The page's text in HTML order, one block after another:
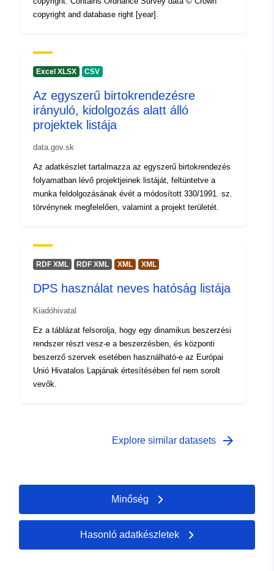
k:
copyright and database right [year].
Excel XLSX CSV
Az egyszerű birtokrendezésre
irányuló, kidolgozás alatt álló
projektek listája
data.gov.sk
Az adatkészlet tartalmazza az egyszerű birtokrendezés
folyamatban lévő projektjeinek listáját, feltüntetve a
munka feldolgozásának évét a módosított 330/1991. sz.
törvénynek megfelelően, valamint a projekt területét.
RDF XML RDF XML XML XML
DPS használat neves hatóság listája
Kiadóhivatal
Ez a táblázat felsorolja, hogy egy dinamikus beszerzési
rendszer részt vesz-e a beszerzésben, és központi
beszerző szervek esetében használható-e az Európai
Unió Hivatalos Lapjának értesítésében fel nem sorolt
vevők.
Explore similar datasets arrow_forward
Minőség
Hasonló adatkészletek